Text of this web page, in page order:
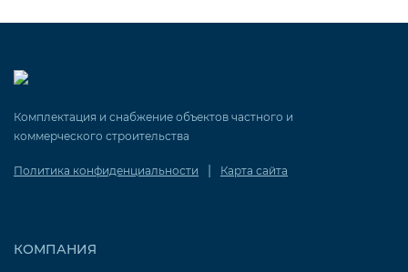
Комплектация и снабжение объектов частного и
коммерческого строительства
Политика конфиденциальности | Карта сайта
КОМПАНИЯ